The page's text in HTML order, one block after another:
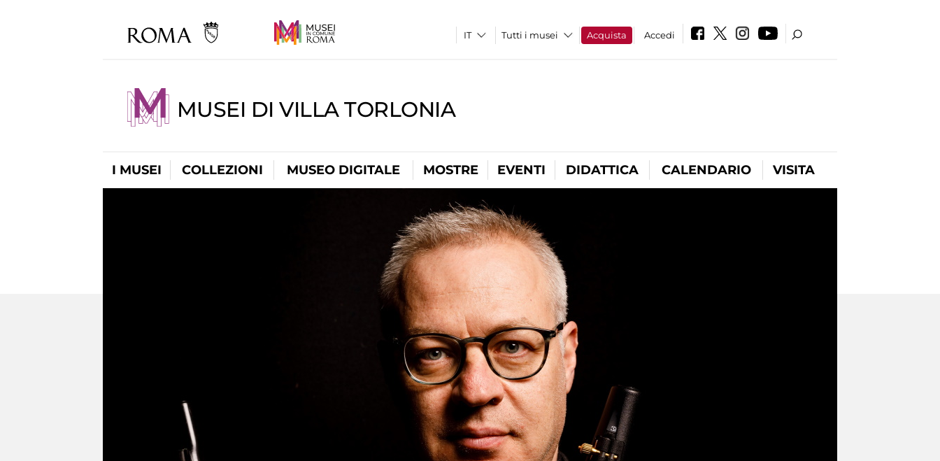
Tutti i musei Acquista Accedi
MUSEI DI VILLA TORLONIA
I MUSEI COLLEZIONI MUSEO DIGITALE MOSTRE EVENTI DIDATTICA CALENDARIO VISITA